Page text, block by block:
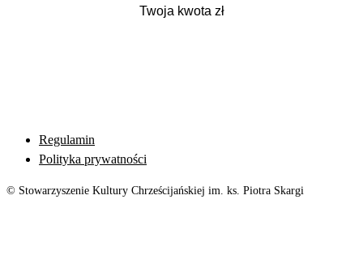
Regulamin
Polityka prywatności
© Stowarzyszenie Kultury Chrześcijańskiej im. ks. Piotra Skargi